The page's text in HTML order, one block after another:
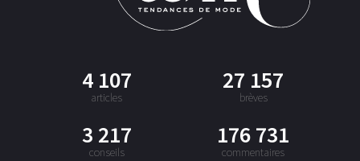
4 107
articles
27 157
brèves
3 217
conseils
176 731
commentaires